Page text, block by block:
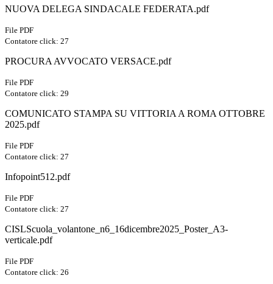
NUOVA DELEGA SINDACALE FEDERATA.pdf
File PDF
Contatore click: 27
PROCURA AVVOCATO VERSACE.pdf
File PDF
Contatore click: 29
COMUNICATO STAMPA SU VITTORIA A ROMA OTTOBRE
2025.pdf
File PDF
Contatore click: 27
Infopoint512.pdf
File PDF
Contatore click: 27
CISLScuola_volantone_n6_16dicembre2025_Poster_A3-
verticale.pdf
File PDF
Contatore click: 26